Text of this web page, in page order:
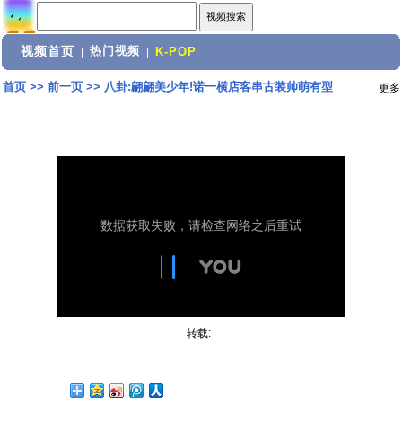
视频首页 热门视频 K-POP
首页>> 前一页>> 八卦:翩翩美少年!诺一横店客串古装帅萌有型 更多
转载: